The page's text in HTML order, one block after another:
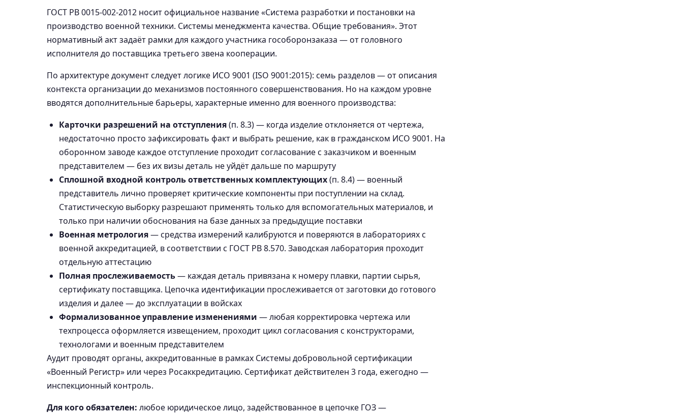
ГОСТ РВ 0015-002-2012 носит официальное название «Система разработки и постановки на
производство военной техники. Системы менеджмента качества. Общие требования». Этот
нормативный акт задаёт рамки для каждого участника гособоронзаказа — от головного
исполнителя до поставщика третьего звена кооперации.
По архитектуре документ следует логике ИСО 9001 (ISO 9001:2015): семь разделов — от описания
контекста организации до механизмов постоянного совершенствования. Но на каждом уровне
вводятся дополнительные барьеры, характерные именно для военного производства:
Карточки разрешений на отступления(п. 8.3) — когда изделие отклоняется от чертежа,
недостаточно просто зафиксировать факт и выбрать решение, как в гражданском ИСО 9001. На
оборонном заводе каждое отступление проходит согласование с заказчиком и военным
представителем — без их визы деталь не уйдёт дальше по маршруту
Сплошной входной контроль ответственных комплектующих(п. 8.4) — военный
представитель лично проверяет критические компоненты при поступлении на склад.
Статистическую выборку разрешают применять только для вспомогательных материалов, и
только при наличии обоснования на базе данных за предыдущие поставки
Военная метрология— средства измерений калибруются и поверяются в лабораториях с
военной аккредитацией, в соответствии с ГОСТ РВ 8.570. Заводская лаборатория проходит
отдельную аттестацию
Полная прослеживаемость— каждая деталь привязана к номеру плавки, партии сырья,
сертификату поставщика. Цепочка идентификации прослеживается от заготовки до готового
изделия и далее — до эксплуатации в войсках
Формализованное управление изменениями — любая корректировка чертежа или
техпроцесса оформляется извещением, проходит цикл согласования с конструкторами,
технологами и военным представителем
Аудит проводят органы, аккредитованные в рамках Системы добровольной сертификации
«Военный Регистр» или через Росаккредитацию. Сертификат действителен 3 года, ежегодно —
инспекционный контроль.
Для кого обязателен: любое юридическое лицо, задействованное в цепочке ГОЗ —